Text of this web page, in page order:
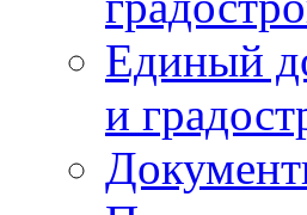
Единый
и